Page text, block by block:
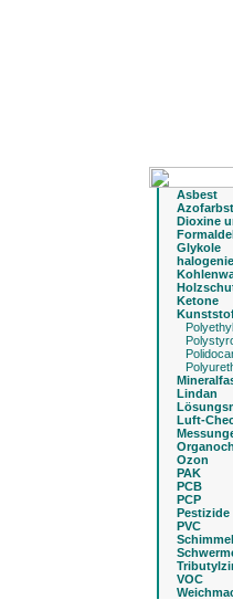
Asbest
Dioxine
Glykole
Ketone
Lindan
Luft-
Ozon
PAK
PCB
PCP
Pestizide
PVC
VOC